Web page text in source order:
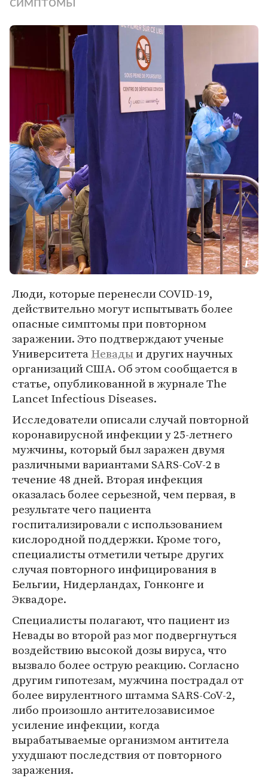
Люди, которые перенесли COVID-19,
действительно могут испытывать более
опасные симптомы при повторном
заражении. Это подтверждают ученые
УниверситетаНевадыи других научных
организаций США. Об этом сообщается в
статье, опубликованной в журнале The
Lancet Infectious Diseases.
Исследователи описали случай повторной
коронавирусной инфекции у 25-летнего
мужчины, который был заражен двумя
различными вариантами SARS-CoV-2 в
течение 48 дней. Вторая инфекция
оказалась более серьезной, чем первая, в
результате чего пациента
госпитализировали с использованием
кислородной поддержки. Кроме того,
специалисты отметили четыре других
случая повторного инфицирования в
Бельгии, Нидерландах, Гонконге и
Эквадоре.
Специалисты полагают, что пациент из
Невады во второй раз мог подвергнуться
воздействию высокой дозы вируса, что
вызвало более острую реакцию. Согласно
другим гипотезам, мужчина пострадал от
более вирулентного штамма SARS-CoV-2,
либо произошло антителозависимое
усиление инфекции, когда
вырабатываемые организмом антитела
ухудшают последствия от повторного
заражения.